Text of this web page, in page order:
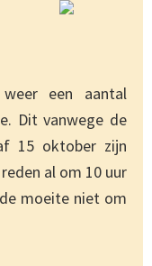
een aantal
Dit vanwege de
15 oktober zijn
al om 10 uur
moeite niet om